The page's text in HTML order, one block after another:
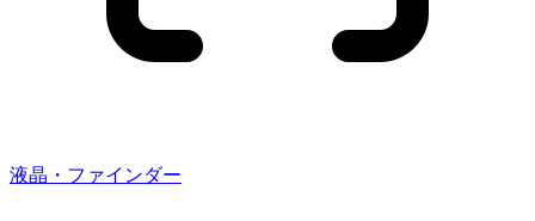
液晶・ファインダー